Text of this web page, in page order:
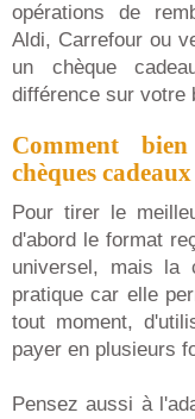
opérations de
Aldi, Carrefour ou
un chèque
différence sur votre
Comment
chèques cadeaux
Pour tirer le
d'abord le format
universel, mais la
pratique car elle
tout moment,
payer en plusieurs
Pensez aussi à